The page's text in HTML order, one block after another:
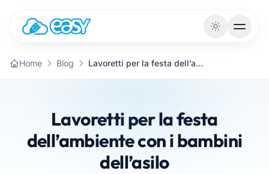
Home Blog Lavoretti per la festa dell’ambiente con i bambini dell’asilo
Lavoretti per la festa
dell’ambiente con i bambini
dell’asilo